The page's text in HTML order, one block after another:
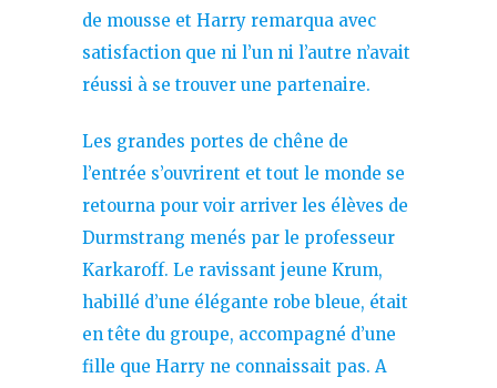
de mousse et Harry remarqua avec
satisfaction que ni l’un ni l’autre n’avait
réussi à se trouver une partenaire.
Les grandes portes de chêne de
l’entrée s’ouvrirent et tout le monde se
retourna pour voir arriver les élèves de
Durmstrang menés par le professeur
Karkaroff. Le ravissant jeune Krum,
habillé d’une élégante robe bleue, était
en tête du groupe, accompagné d’une
fille que Harry ne connaissait pas. A